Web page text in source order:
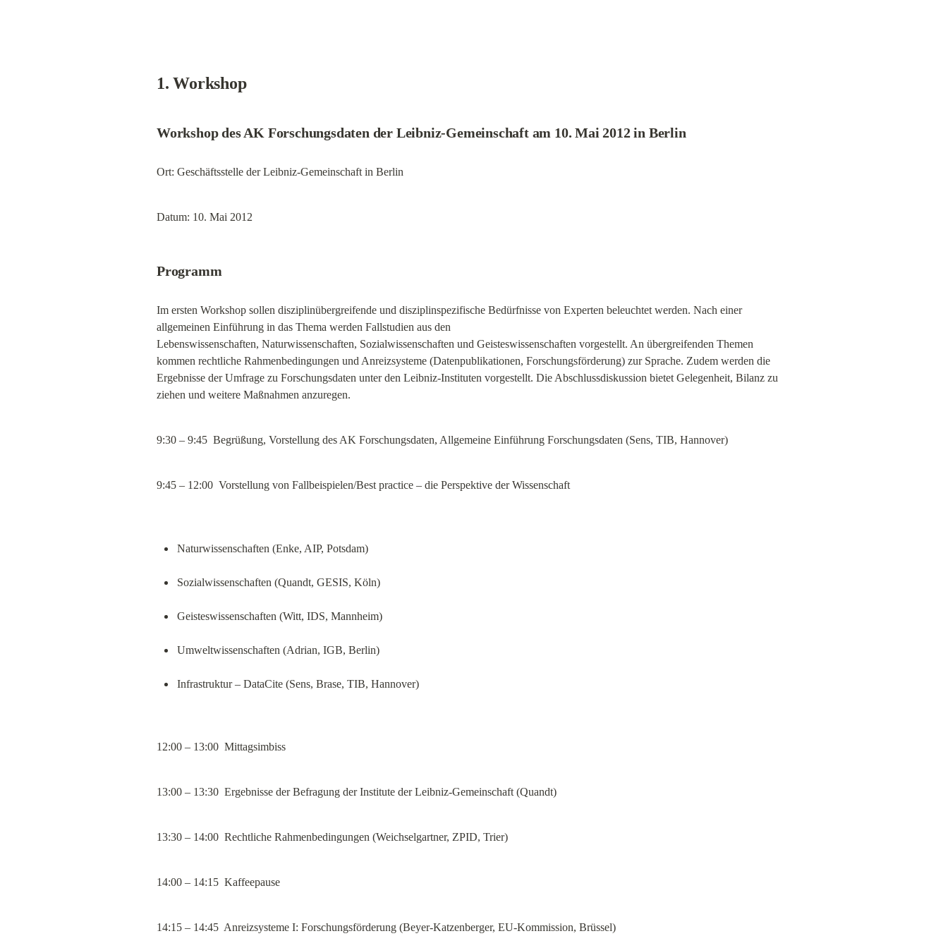
1. Workshop
Workshop des AK Forschungsdaten der Leibniz-Gemeinschaft am 10. Mai 2012 in Berlin
Ort: Geschäftsstelle der Leibniz-Gemeinschaft in Berlin
Datum: 10. Mai 2012
Programm
Im ersten Workshop sollen disziplinübergreifende und disziplinspezifische Bedürfnisse von Experten beleuchtet werden. Nach einer
allgemeinen Einführung in das Thema werden Fallstudien aus den
Lebenswissenschaften, Naturwissenschaften, Sozialwissenschaften und Geisteswissenschaften vorgestellt. An übergreifenden Themen
kommen rechtliche Rahmenbedingungen und Anreizsysteme (Datenpublikationen, Forschungsförderung) zur Sprache. Zudem werden die
Ergebnisse der Umfrage zu Forschungsdaten unter den Leibniz-Instituten vorgestellt. Die Abschlussdiskussion bietet Gelegenheit, Bilanz zu
ziehen und weitere Maßnahmen anzuregen.
9:30 – 9:45  Begrüßung, Vorstellung des AK Forschungsdaten, Allgemeine Einführung Forschungsdaten (Sens, TIB, Hannover)
9:45 – 12:00  Vorstellung von Fallbeispielen/Best practice – die Perspektive der Wissenschaft
Naturwissenschaften (Enke, AIP, Potsdam)
Sozialwissenschaften (Quandt, GESIS, Köln)
Geisteswissenschaften (Witt, IDS, Mannheim)
Umweltwissenschaften (Adrian, IGB, Berlin)
Infrastruktur – DataCite (Sens, Brase, TIB, Hannover)
12:00 – 13:00  Mittagsimbiss
13:00 – 13:30  Ergebnisse der Befragung der Institute der Leibniz-Gemeinschaft (Quandt)
13:30 – 14:00  Rechtliche Rahmenbedingungen (Weichselgartner, ZPID, Trier)
14:00 – 14:15  Kaffeepause
14:15 – 14:45  Anreizsysteme I: Forschungsförderung (Beyer-Katzenberger, EU-Kommission, Brüssel)